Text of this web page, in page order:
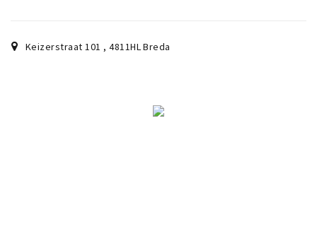
Keizerstraat 101 ,4811HLBreda